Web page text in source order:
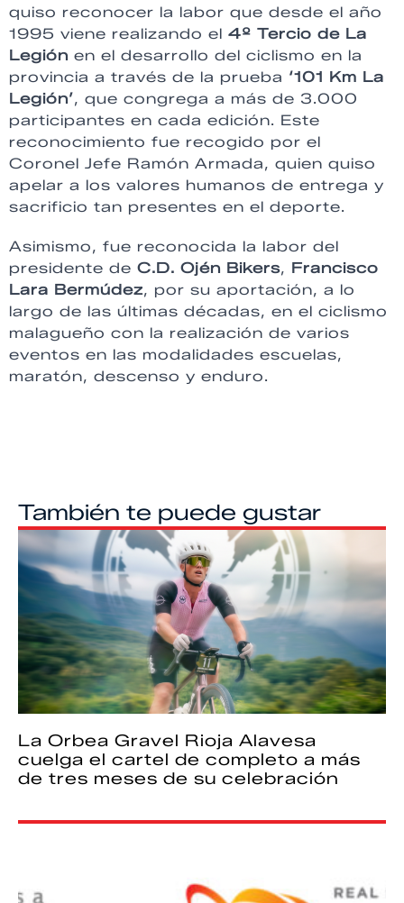
quiso reconocer la labor que desde el año
1995 viene realizando el 4º Tercio de La
Legión en el desarrollo del ciclismo en la
provincia a través de la prueba ‘101 Km La
Legión’, que congrega a más de 3.000
participantes en cada edición. Este
reconocimiento fue recogido por el
Coronel Jefe Ramón Armada, quien quiso
apelar a los valores humanos de entrega y
sacrificio tan presentes en el deporte.
Asimismo, fue reconocida la labor del
presidente de C.D. Ojén Bikers, Francisco
Lara Bermúdez, por su aportación, a lo
largo de las últimas décadas, en el ciclismo
malagueño con la realización de varios
eventos en las modalidades escuelas,
maratón, descenso y enduro.
También te puede gustar
La Orbea Gravel Rioja Alavesa
cuelga el cartel de completo a más
de tres meses de su celebración